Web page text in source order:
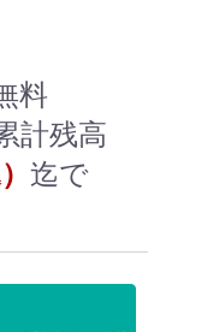
料
計残高
迄で